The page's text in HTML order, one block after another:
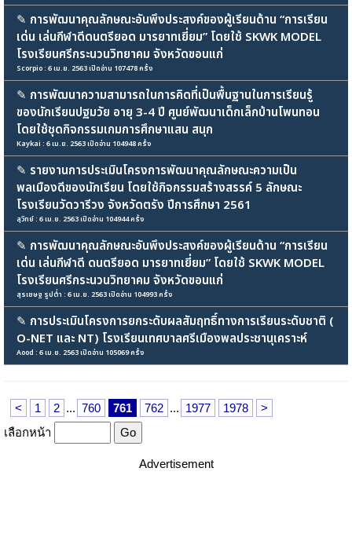
✎ การพัฒนาคุณลักษณะอันพึงประสงค์ของผู้เรียนด้าน “การเรียน
เด่น เล่นกีฬาดีดนตรียอด มารยาทเยี่ยม” โดยใช้ SKWK MODEL
โรงเรียนศรีกระนวนวิทยาคม จังหวัดขอนแก่
Scorpio : 6 เม.ย. 2563 เปิดอ่าน 107478 ครั้ง
✎ การพัฒนาความสามารถในการคิดที่เป็นพื้นฐานในการเรียนรู้
ของนักเรียนปฐมวัย อายุ 3-4 ปี ศูนย์พัฒนาเด็กเล็กบ้านโพนทอน
โดยใช้ชุดกิจกรรมเกมการศึกษาแสน สนุก
Kaykai : 6 เม.ย. 2563 เปิดอ่าน 104948 ครั้ง
✎ รายงานการประเมินโครงการพัฒนาคุณลักษณะความเป็น
พลเมืองดีของนักเรียน โดยใช้กิจกรรมสร้างสรรค์ 5 ลักษณะ
โรงเรียนวัดวารีวง จังหวัดตรัง ปีการศึกษา 2561
สุวิทย์ : 6 เม.ย. 2563 เปิดอ่าน 104944 ครั้ง
✎ การพัฒนาคุณลักษณะอันพึงประสงค์ของผู้เรียนด้าน “การเรียน
เด่น เล่นกีฬาดี ดนตรียอด มารยาทเยี่ยม” โดยใช้ SKWK MODEL
โรงเรียนศรีกระนวนวิทยาคม จังหวัดขอนแก่
สุรเชษฐ รูปต่ำ : 6 เม.ย. 2563 เปิดอ่าน 104993 ครั้ง
✎ การประเมินโครงการยกระดับผลสัมฤทธิ์ทางการเรียนระดับชาติ (
O-NET และ NT) โรงเรียนเทศบาลศรีเมืองพลประชานุเคราะห์
Aood : 6 เม.ย. 2563 เปิดอ่าน 105069 ครั้ง
< 1 2 ... 760 761 762 ... 1977 1978
>
เลือกหน้า
Advertisement